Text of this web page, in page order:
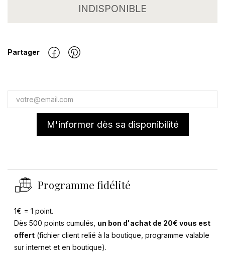
INDISPONIBLE
Partager
M'informer dès sa disponibilité
Programme fidélité
1€ = 1 point.
Dès 500 points cumulés, un bon d'achat de 20€ vous est
offert(fichier client relié à la boutique, programme valable
sur internet et en boutique).